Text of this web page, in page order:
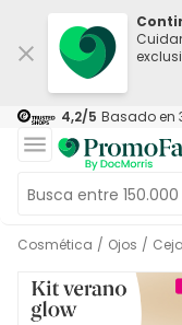
4,2/5 Basado en
Cosmética / Ojos /